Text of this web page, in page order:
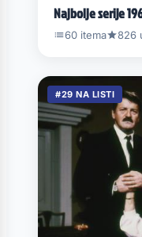
Najbolje serije
60 itema 826
#29 NA LISTI